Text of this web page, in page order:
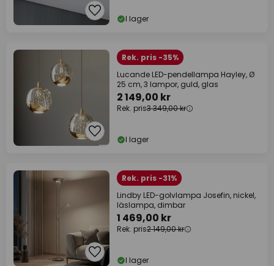
I lager
Rek. pris -35%
Lucande LED-pendellampa Hayley, Ø
25 cm, 3 lampor, guld, glas
2 149,00 kr
Rek. pris3 349,00 kr
I lager
Rek. pris -31%
Lindby LED-golvlampa Josefin, nickel,
läslampa, dimbar
1 469,00 kr
Rek. pris2 149,00 kr
I lager